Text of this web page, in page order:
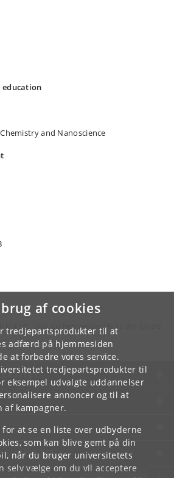
af cookies
tredjepartsprodukter til at
adfærd på hjemmesiden
at forbedre vores service.
tredjepartsprodukter til
eksempel udvalgte uddannelser
annoncer og til at
af kampagner.
for at se en liste over udbyderne
som kan blive gemt på din
når du bruger universitetets
selv vælge om du vil acceptere
and Nanoscience
kurset, skal du henvende dig til din lokale
ANSATTE